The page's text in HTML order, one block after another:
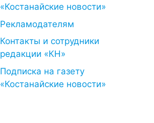
«Костанайские новости»
Рекламодателям
Контакты и сотрудники
редакции «КН»
Подписка на газету
«Костанайские новости»